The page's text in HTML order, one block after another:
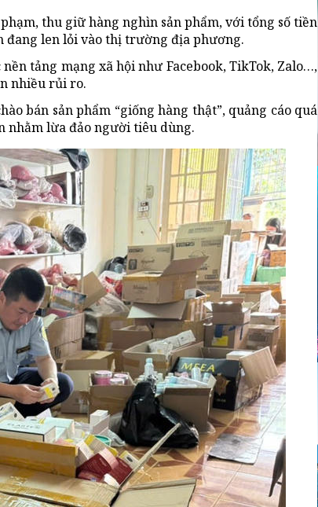
thu giữ hàng nghìn sản phẩm, với tổng số tiền
đang len lỏi vào thị trường địa phương.
tảng mạng xã hội như Facebook, TikTok, Zalo…,
nhiều rủi ro.
bán sản phẩm “giống hàng thật”, quảng cáo quá
nhằm lừa đảo người tiêu dùng.